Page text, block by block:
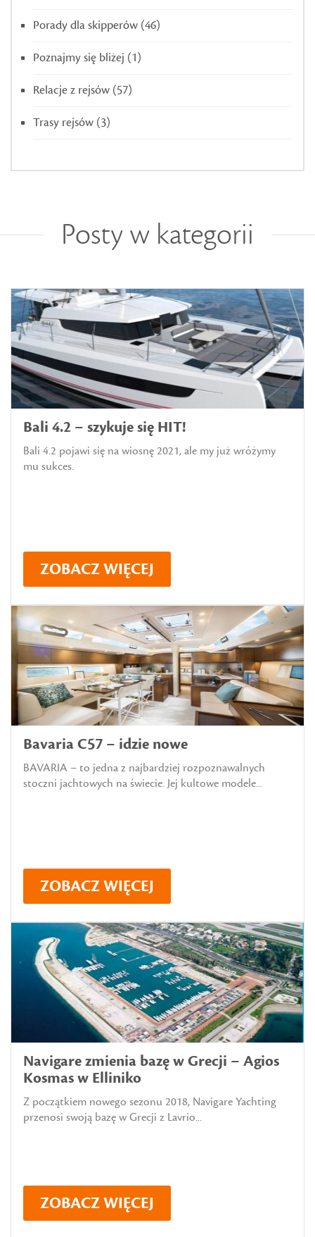
Porady dla skipperów (46)
Poznajmy się bliżej (1)
Relacje z rejsów (57)
Trasy rejsów (3)
Posty w kategorii
Bali 4.2 – szykuje się HIT!
Bali 4.2 pojawi się na wiosnę 2021, ale my już wróżymy
mu sukces.
ZOBACZ WIĘCEJ
Bavaria C57 – idzie nowe
BAVARIA – to jedna z najbardziej rozpoznawalnych
stoczni jachtowych na świecie. Jej kultowe modele...
ZOBACZ WIĘCEJ
Navigare zmienia bazę w Grecji – Agios
Kosmas w Elliniko
Z początkiem nowego sezonu 2018, Navigare Yachting
przenosi swoją bazę w Grecji z Lavrio...
ZOBACZ WIĘCEJ